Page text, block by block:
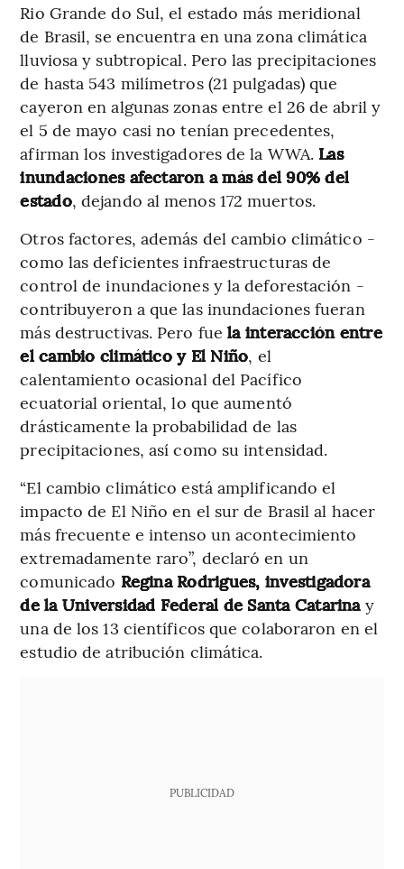
Rio Grande do Sul, el estado más meridional
de Brasil, se encuentra en una zona climática
lluviosa y subtropical. Pero las precipitaciones
de hasta 543 milímetros (21 pulgadas) que
cayeron en algunas zonas entre el 26 de abril y
el 5 de mayo casi no tenían precedentes,
afirman los investigadores de la WWA. Las
inundaciones afectaron a más del 90% del
estado, dejando al menos 172 muertos.
Otros factores, además del cambio climático -
como las deficientes infraestructuras de
control de inundaciones y la deforestación -
contribuyeron a que las inundaciones fueran
más destructivas. Pero fuela interacción entre
el cambio climático y El Niño, el
calentamiento ocasional del Pacífico
ecuatorial oriental, lo que aumentó
drásticamente la probabilidad de las
precipitaciones, así como su intensidad.
“El cambio climático está amplificando el
impacto de El Niño en el sur de Brasil al hacer
más frecuente e intenso un acontecimiento
extremadamente raro”, declaró en un
comunicado Regina Rodrigues, investigadora
de la Universidad Federal de Santa Catarinay
una de los 13 científicos que colaboraron en el
estudio de atribución climática.
PUBLICIDAD